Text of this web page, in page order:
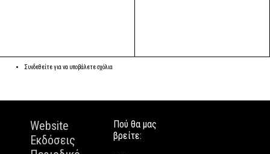
Συνδεθείτεγια να υποβάλετε σχόλια
Website
Εκδόσεις
Πού θα μας
βρείτε: